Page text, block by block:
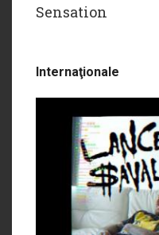
Sensation
Internaţionale